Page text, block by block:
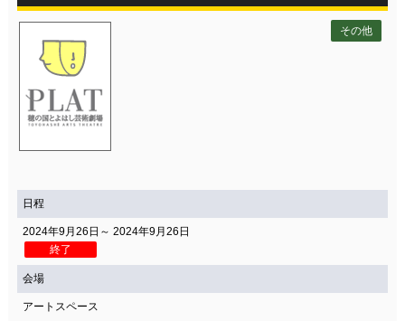
その他
日程
2024年9月26日～ 2024年9月26日
終了
会場
アートスペース